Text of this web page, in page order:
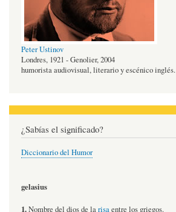
Peter Ustinov
Londres, 1921 - Genolier, 2004
humorista audiovisual, literario y escénico inglés.
¿Sabías el significado?
Diccionario del Humor
gelasius
1.Nombre del dios de larisaentre los griegos.